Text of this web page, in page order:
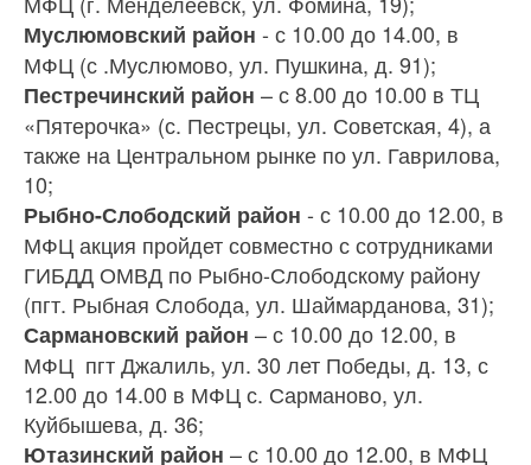
Муслюмовский район - с 10.00 до 14.00, в
МФЦ (с .Муслюмово, ул. Пушкина, д. 91);
Пестречинский район – с 8.00 до 10.00 в ТЦ
«Пятерочка» (с. Пестрецы, ул. Советская, 4), а
также на Центральном рынке по ул. Гаврилова,
10;
Рыбно-Слободский район - с 10.00 до 12.00, в
МФЦ акция пройдет совместно с сотрудниками
ГИБДД ОМВД по Рыбно-Слободскому району
(пгт. Рыбная Слобода, ул. Шаймарданова, 31);
Сармановский район – с 10.00 до 12.00, в
МФЦ пгт Джалиль, ул. 30 лет Победы, д. 13, с
12.00 до 14.00 в МФЦ с. Сарманово, ул.
Куйбышева, д. 36;
Ютазинский район – с 10.00 до 12.00, в МФЦ